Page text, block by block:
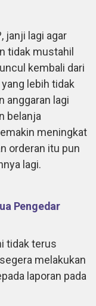
janji lagi agar
tidak mustahil
kembali dari
lebih tidak
anggaran lagi
belanja
meningkat
orderan itu pun
lagi.
Pengedar
tidak terus
melakukan
laporan pada